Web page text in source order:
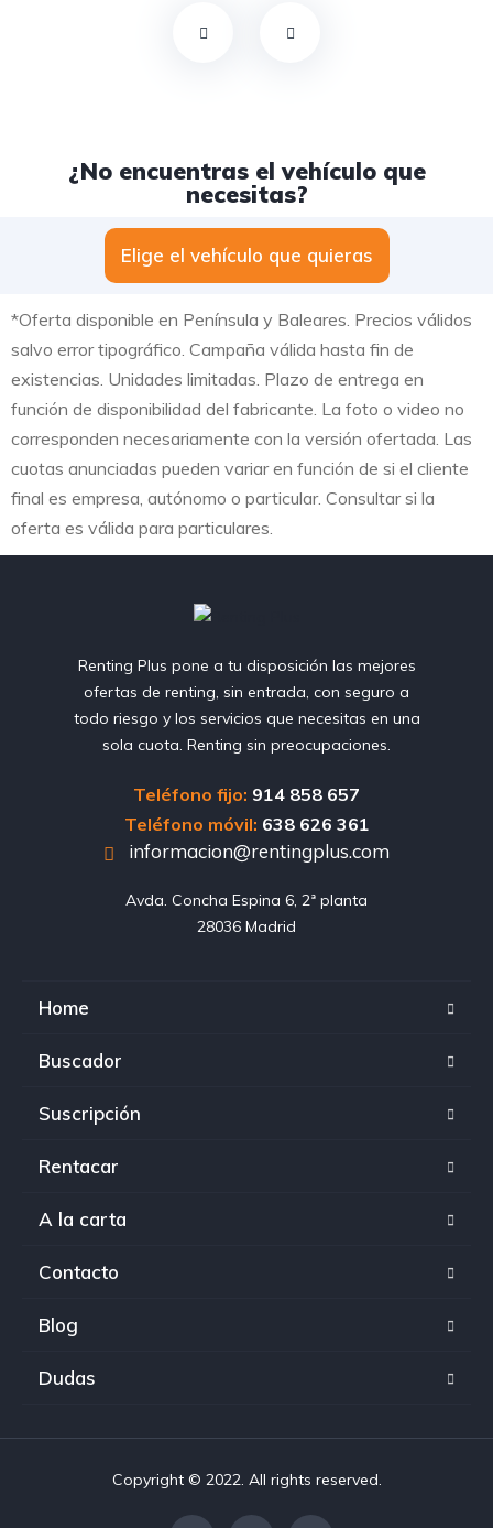
¿No encuentras el vehículo que
necesitas?
Elige el vehículo que quieras
*Oferta disponible en Península y Baleares. Precios válidos
salvo error tipográfico. Campaña válida hasta fin de
existencias. Unidades limitadas. Plazo de entrega en
función de disponibilidad del fabricante. La foto o video no
corresponden necesariamente con la versión ofertada. Las
cuotas anunciadas pueden variar en función de si el cliente
final es empresa, autónomo o particular. Consultar si la
oferta es válida para particulares.
Renting Plus pone a tu disposición las mejores
ofertas de renting, sin entrada, con seguro a
todo riesgo y los servicios que necesitas en una
sola cuota. Renting sin preocupaciones.
Teléfono fijo: 914 858 657
Teléfono móvil: 638 626 361
informacion@rentingplus.com
Avda. Concha Espina 6, 2ª planta
28036 Madrid
Home
Buscador
Suscripción
Rentacar
A la carta
Contacto
Blog
Dudas
Copyright © 2022. All rights reserved.